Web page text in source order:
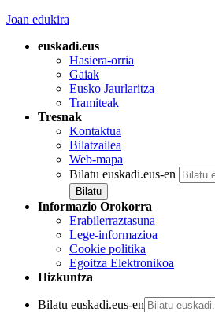
Joan edukira
euskadi.eus
Hasiera-orria
Gaiak
Eusko Jaurlaritza
Tramiteak
Tresnak
Kontaktua
Bilatzailea
Web-mapa
Bilatu euskadi.eus-en
Informazio Orokorra
Erabilerraztasuna
Lege-informazioa
Cookie politika
Egoitza Elektronikoa
Hizkuntza
Bilatu euskadi.eus-en